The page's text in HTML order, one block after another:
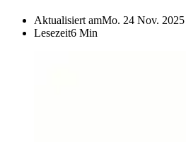
Aktualisiert amMo. 24 Nov. 2025
Lesezeit6 Min